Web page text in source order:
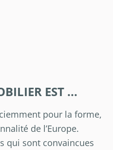
EST ...
pour la forme,
de l’Europe.
qui sont convaincues